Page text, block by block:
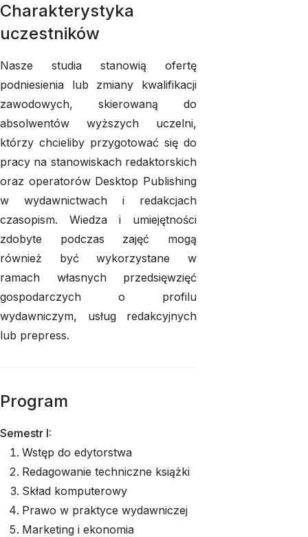
Charakterystyka
uczestników
Nasze studia stanowią ofertę
podniesienia lub zmiany kwalifikacji
zawodowych, skierowaną do
absolwentów wyższych uczelni,
którzy chcieliby przygotować się do
pracy na stanowiskach redaktorskich
oraz operatorów Desktop Publishing
w wydawnictwach i redakcjach
czasopism. Wiedza i umiejętności
zdobyte podczas zajęć mogą
również być wykorzystane w
ramach własnych przedsięwzięć
gospodarczych o profilu
wydawniczym, usług redakcyjnych
lub prepress.
Program
Semestr I:
Wstęp do edytorstwa
Redagowanie techniczne książki
Skład komputerowy
Prawo w praktyce wydawniczej
Marketing i ekonomia